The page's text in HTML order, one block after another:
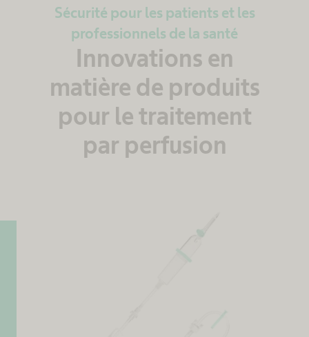
Sécurité pour les patients et les
professionnels de la santé
Innovations en
matière de produits
pour le traitement
par perfusion